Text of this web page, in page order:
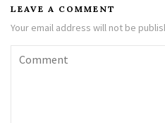
LEAVE A COMMENT
Your email address will not be